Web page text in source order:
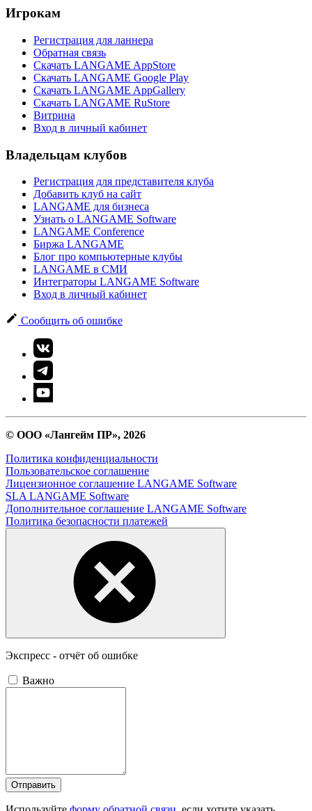
Игрокам
Регистрация для ланнера
Обратная связь
Скачать LANGAME AppStore
Скачать LANGAME Google Play
Скачать LANGAME AppGallery
Скачать LANGAME RuStore
Витрина
Вход в личный кабинет
Владельцам клубов
Регистрация для представителя клуба
Добавить клуб на сайт
LANGAME для бизнеса
Узнать о LANGAME Software
LANGAME Conference
Биржа LANGAME
Блог про компьютерные клубы
LANGAME в СМИ
Интеграторы LANGAME Software
Вход в личный кабинет
Сообщить об ошибке
© ООО «Лангейм ПР», 2026
Политика конфиденциальности
Пользовательское соглашение
Лицензионное соглашение LANGAME Software
SLA LANGAME Software
Дополнительное соглашение LANGAME Software
Политика безопасности платежей
Экспресс - отчёт об ошибке
Важно
Отправить